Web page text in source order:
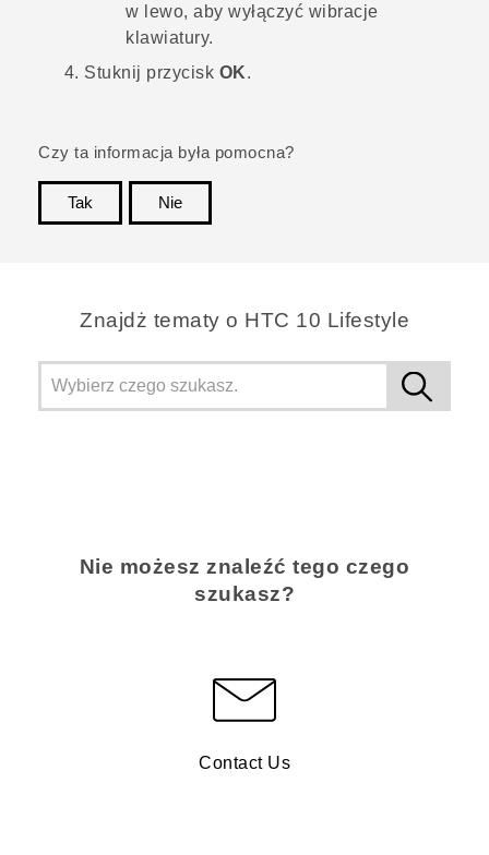
w lewo, aby wyłączyć wibracje
klawiatury.
Stuknij przycisk OK.
Czy ta informacja była pomocna?
Tak
Nie
Znajdż tematy o HTC 10 Lifestyle
Nie możesz znaleźć tego czego
szukasz?
Contact Us